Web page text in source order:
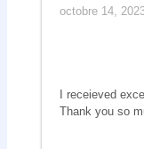
octobre 14,
I receieved
Thank you so